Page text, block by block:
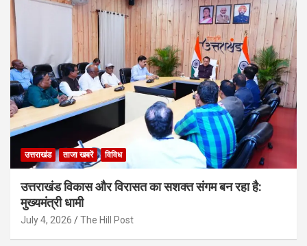
उत्तराखंड ताजा खबरें विविध
उत्तराखंड विकास और विरासत का सशक्त संगम बन रहा है:
मुख्यमंत्री धामी
July 4, 2026 The Hill Post